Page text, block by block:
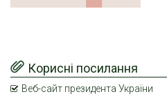
Корисні посилання
Веб-сайт президента України